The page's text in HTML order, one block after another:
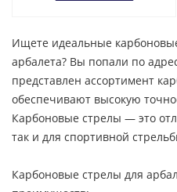
Ищете идеальные
арбалета? Вы попали по
представлен ассортимент
обеспечивают высокую
Карбоновые стрелы — это
так и для спортивной
Карбоновые стрелы для